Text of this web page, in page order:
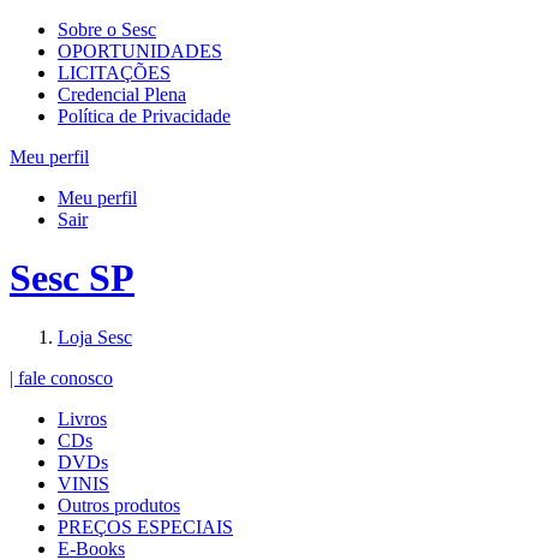
Sobre o Sesc
OPORTUNIDADES
LICITAÇÕES
Credencial Plena
Política de Privacidade
Meu perfil
Meu perfil
Sair
Sesc SP
Loja Sesc
| fale conosco
Livros
CDs
DVDs
VINIS
Outros produtos
PREÇOS ESPECIAIS
E-Books